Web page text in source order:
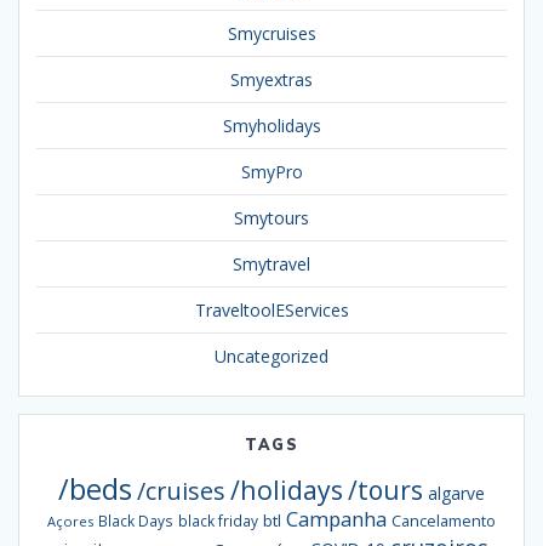
Smycruises
Smyextras
Smyholidays
SmyPro
Smytours
Smytravel
TraveltoolEServices
Uncategorized
TAGS
/beds/cruises/holidays/tours algarve
Açores Black Days black friday btl Campanha Cancelamento